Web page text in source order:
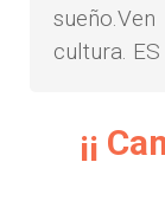
cultura. ES
¡¡